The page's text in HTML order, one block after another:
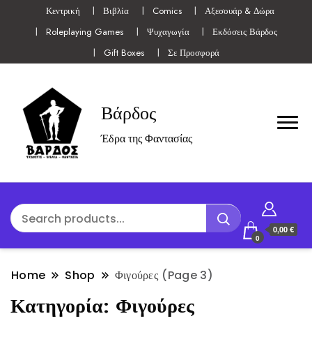
Κεντρική Βιβλία Comics
Αξεσουάρ & Δώρα
Roleplaying Games
Ψυχαγωγία
Εκδόσεις Βάρδος
Gift Boxes
Σε Προσφορά
Βάρδος
Έδρα της Φαντασίας
0
0,00 €
Home Shop Φιγούρες (Page 3)
Κατηγορία: Φιγούρες